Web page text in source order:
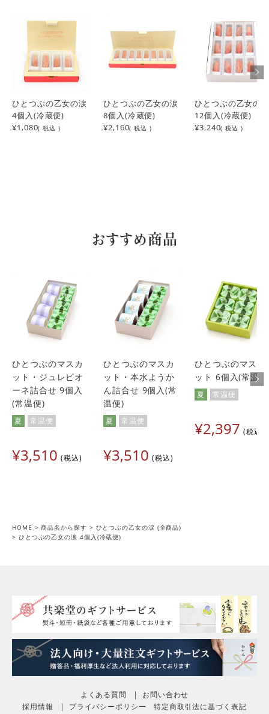
ひとつぶの乙女の涙
4個入(冷蔵便)
¥1,080( 税込 )
ひとつぶの乙女の涙
8個入(冷蔵便)
¥2,160( 税込 )
ひとつぶの乙女の
12個入(冷蔵便)
¥3,240( 税込 )
おすすめ商品
ひとつぶのマスカ
ット・ジュレピオ
ーネ詰合せ 9個入
(常温便)
夏 常温便
¥3,510 税込
ひとつぶのマスカ
ット・本水ようか
ん詰合せ 9個入(常
温便)
夏 常温便
¥3,510 税込
ひとつぶのマスカ
ット 6個入(常温
夏 常温便
¥2,397 税込
HOME 商品名から探す
ひとつぶの乙女の涙 (全商品)
ひとつぶの乙女の涙 4個入(冷蔵便)
よくある質問
お問い合わせ
採用情報
プライバシーポリシー 特定商取引法に基づく表記